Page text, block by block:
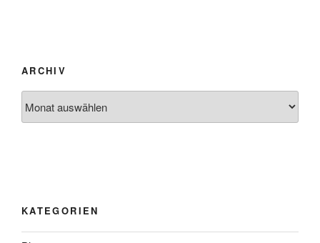
ARCHIV
KATEGORIEN